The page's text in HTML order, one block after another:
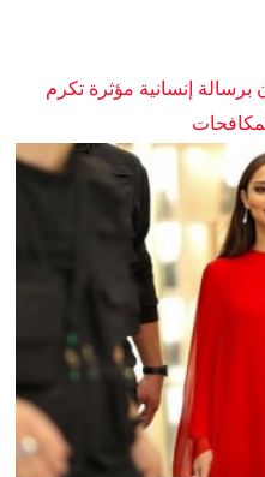
إنسانية مؤثرة تكرم